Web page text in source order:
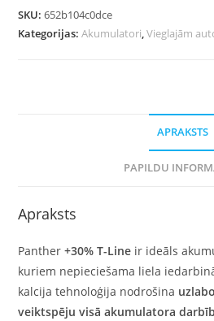
SKU:652b104c0dce
Kategorijas:Akumulatori,Vieglajām
APRAKSTS
PAPILDU
Apraksts
Panther+30% T-Line ir ideāls
kuriem nepieciešama liela
kalcija tehnoloģija nodrošina
veiktspēju visā akumulatora